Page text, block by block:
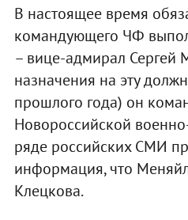
В настоящее время
командующего ЧФ
– вице-адмирал Сергей
назначения на эту
прошлого года) он
Новороссийской
ряде российских СМИ
информация, что
Клецкова.